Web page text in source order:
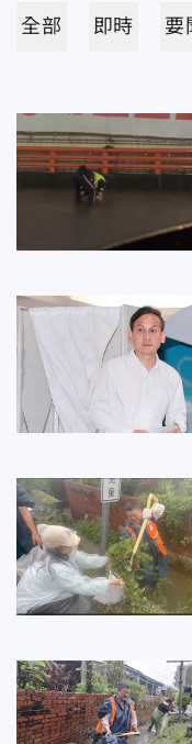
全部 即時 要